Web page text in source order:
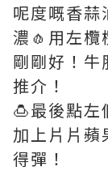
呢度嘅香蒜
濃🧄用左欖
剛剛好！牛
推介！
🍮最後點左
加上片片蘋
得彈！